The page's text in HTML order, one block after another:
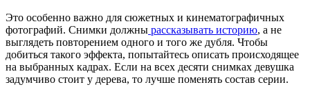
Это особенно важно для сюжетных и кинематографичных
фотографий. Снимки должны рассказывать историю, а не
выглядеть повторением одного и того же дубля. Чтобы
добиться такого эффекта, попытайтесь описать происходящее
на выбранных кадрах. Если на всех десяти снимках девушка
задумчиво стоит у дерева, то лучше поменять состав серии.